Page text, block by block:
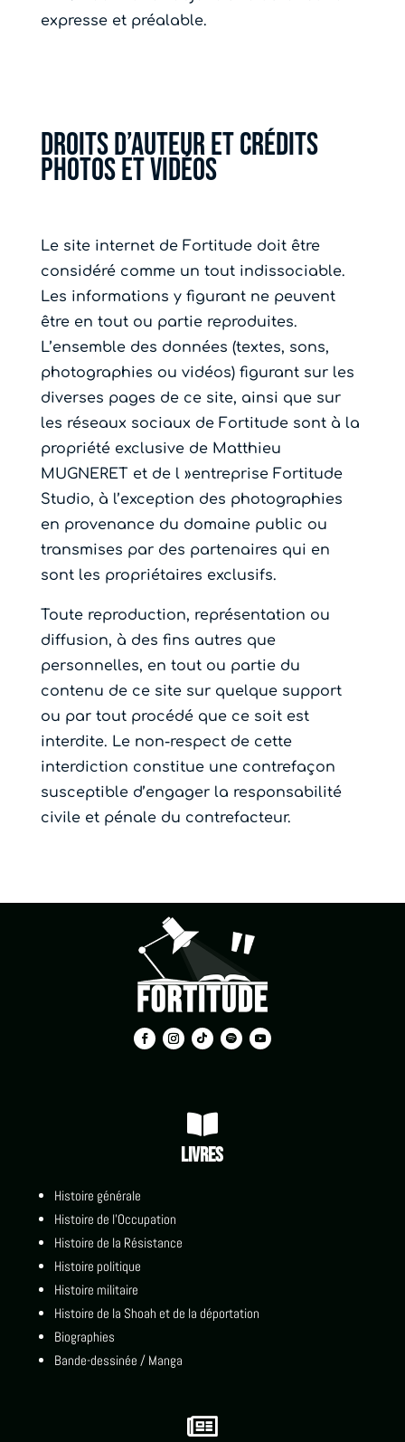
expresse et préalable.
Droits d’auteur et crédits
photos et vidéos
Le site internet de Fortitude doit être
considéré comme un tout indissociable.
Les informations y figurant ne peuvent
être en tout ou partie reproduites.
L’ensemble des données (textes, sons,
photographies ou vidéos) figurant sur les
diverses pages de ce site, ainsi que sur
les réseaux sociaux de Fortitude sont à la
propriété exclusive de Matthieu
MUGNERET et de l »entreprise Fortitude
Studio, à l’exception des photographies
en provenance du domaine public ou
transmises par des partenaires qui en
sont les propriétaires exclusifs.
Toute reproduction, représentation ou
diffusion, à des fins autres que
personnelles, en tout ou partie du
contenu de ce site sur quelque support
ou par tout procédé que ce soit est
interdite. Le non-respect de cette
interdiction constitue une contrefaçon
susceptible d’engager la responsabilité
civile et pénale du contrefacteur.

Livres
Histoire générale
Histoire de l'Occupation
Histoire de la Résistance
Histoire politique
Histoire militaire
Histoire de la Shoah et de la déportation
Biographies
Bande-dessinée / Manga
